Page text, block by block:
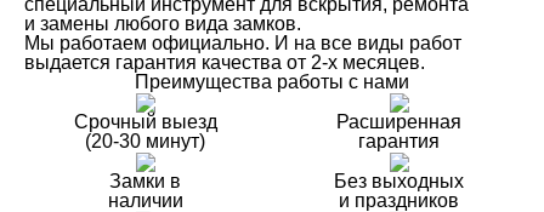
специальный инструмент для вскрытия, ремонта
и замены любого вида замков.
Мы работаем официально. И на все виды работ
выдается гарантия качества от 2-х месяцев.
Преимущества работы с нами
Срочный выезд
(20-30 минут)
Расширенная
гарантия
Замки в
наличии
Без выходных
и праздников